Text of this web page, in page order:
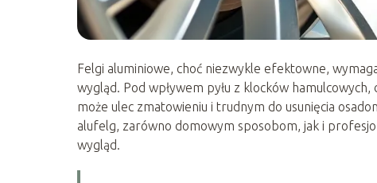
Felgi aluminiowe, choć niezwykle efektowne,
wygląd. Pod wpływem pyłu z klocków
może ulec zmatowieniu i trudnym do usunięcia
alufelg, zarówno domowym sposobom, jak i
wygląd.